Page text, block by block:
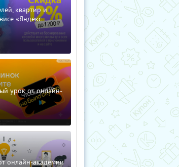
квартир и
«Яндекс
урок от онлайн-
онлайн-академии